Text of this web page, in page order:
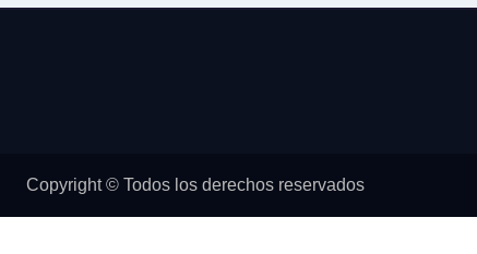
Copyright © Todos los derechos reservados